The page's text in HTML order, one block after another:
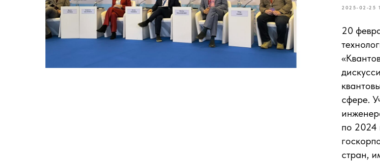
2025-02-25
20
сфере.
по 2024
стран,